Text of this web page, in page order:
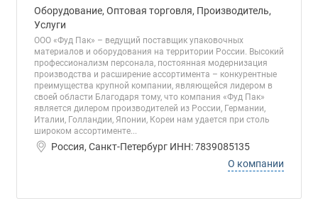
Оборудование, Оптовая торговля, Производитель,
Услуги
ООО «Фуд Пак» – ведущий поставщик упаковочных
материалов и оборудования на территории России. Высокий
профессионализм персонала, постоянная модернизация
производства и расширение ассортимента – конкурентные
преимущества крупной компании, являющейся лидером в
своей области Благодаря тому, что компания «Фуд Пак»
является дилером производителей из России, Германии,
Италии, Голландии, Японии, Кореи нам удается при столь
широком ассортименте...
Россия, Санкт-Петербург ИНН: 7839085135
О компании